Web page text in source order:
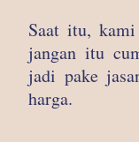
Saat itu, kami
jangan itu
jadi pake
harga.